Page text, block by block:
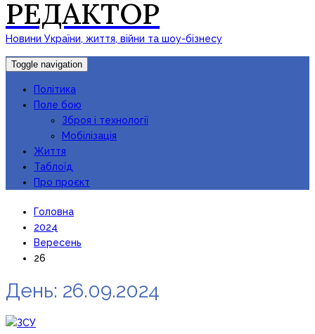
РЕДАКТОР
Новини України, життя, війни та шоу-бізнесу
Toggle navigation
Політика
Поле бою
Зброя і технології
Мобілізація
Життя
Таблоїд
Про проєкт
Головна
2024
Вересень
26
День: 26.09.2024